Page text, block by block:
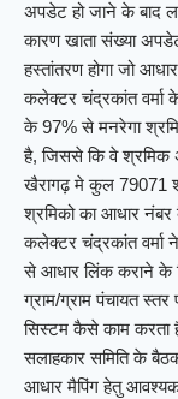
अपडेट हो जाने के बाद
कारण खाता संख्या
हस्तांतरण होगा जो
कलेक्टर चंद्रकांत वर्मा
के 97% से मनरेगा
है, जिससे कि वे श्रमिक
खैरागढ़ मे कुल 79071
श्रमिको का आधार
कलेक्टर चंद्रकांत
से आधार लिंक कराने के
ग्राम/ग्राम पंचायत
सिस्टम कैसे काम करता
सलाहकार समिति के
आधार मैपिंग हेतु